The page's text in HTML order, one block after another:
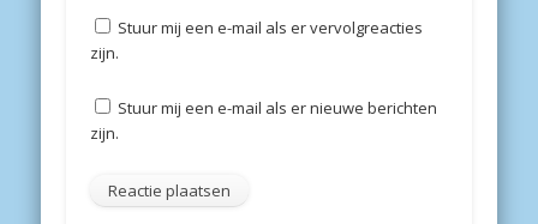
Stuur mij een e-mail als er vervolgreacties
zijn.
Stuur mij een e-mail als er nieuwe berichten
zijn.